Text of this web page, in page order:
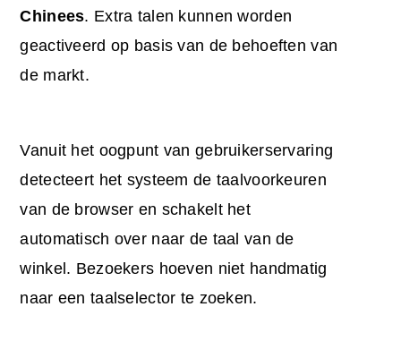
Chinees. Extra talen kunnen worden
geactiveerd op basis van de behoeften van
de markt.
Vanuit het oogpunt van gebruikerservaring
detecteert het systeem de taalvoorkeuren
van de browser en schakelt het
automatisch over naar de taal van de
winkel. Bezoekers hoeven niet handmatig
naar een taalselector te zoeken.